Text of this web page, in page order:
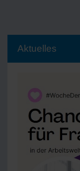
Aktuelles